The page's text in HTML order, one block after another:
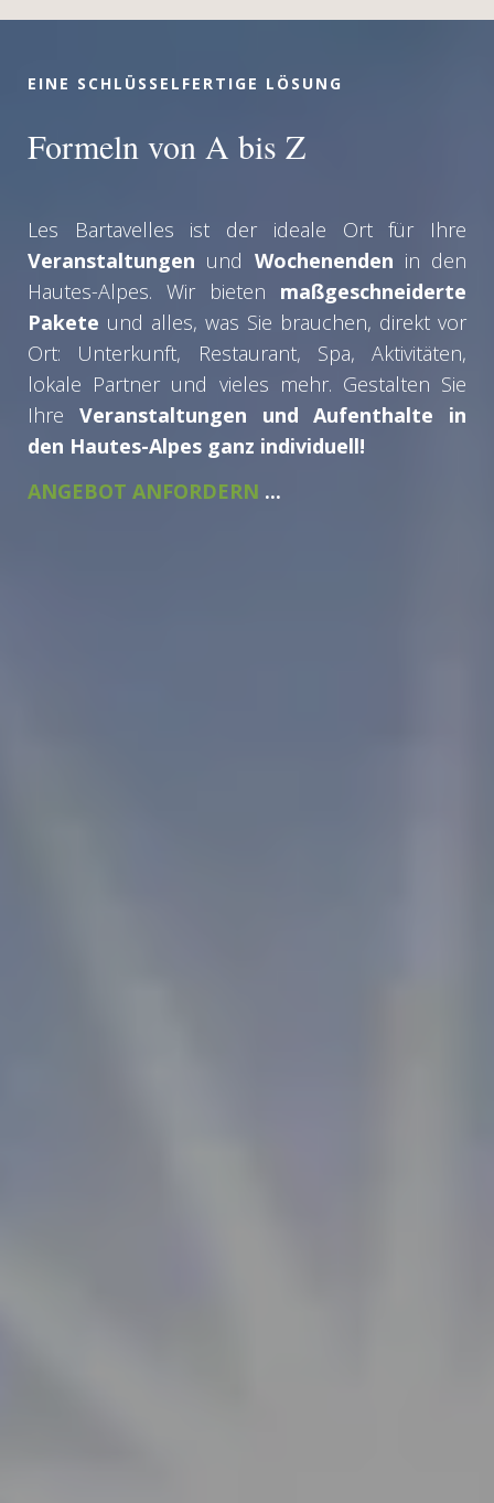
EINE SCHLÜSSELFERTIGE LÖSUNG
Formeln von A bis Z
Les Bartavelles ist der ideale Ort für Ihre
Veranstaltungen und Wochenenden in den
Hautes-Alpes. Wir bieten maßgeschneiderte
Pakete und alles, was Sie brauchen, direkt vor
Ort: Unterkunft, Restaurant, Spa, Aktivitäten,
lokale Partner und vieles mehr. Gestalten Sie
Ihre Veranstaltungen und Aufenthalte in
den Hautes-Alpes ganz individuell!
ANGEBOT ANFORDERN ...